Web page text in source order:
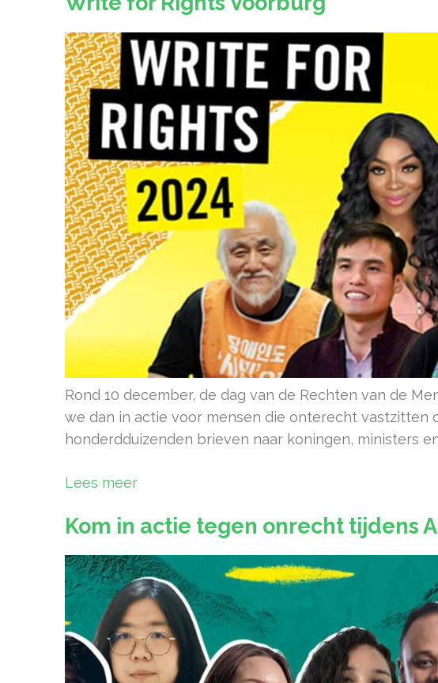
Rond 10 december, de dag van de Rechten van de
we dan in actie voor mensen die onterecht vastzitten
honderdduizenden brieven naar koningen, ministers
Lees meer
Kom in actie tegen onrecht tijdens